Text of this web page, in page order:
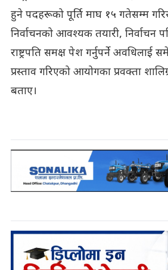
हुने पदहरूको पूर्ति माघ १५ गतेसम्म
निर्वाचनको आवश्यक तयारी, निर्वाचन
राष्ट्रपति समक्ष पेश गर्नुपर्ने अवधिलाई
प्रस्ताव गरिएको आयोगका प्रवक्ता
बताए।